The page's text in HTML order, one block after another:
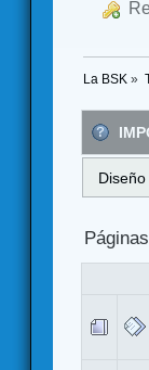
La BSK »